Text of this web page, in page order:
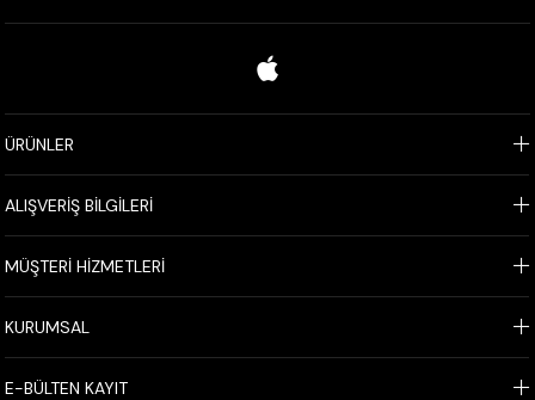
ÜRÜNLER
ALIŞVERİŞ BİLGİLERİ
MÜŞTERİ HİZMETLERİ
KURUMSAL
E-BÜLTEN KAYIT